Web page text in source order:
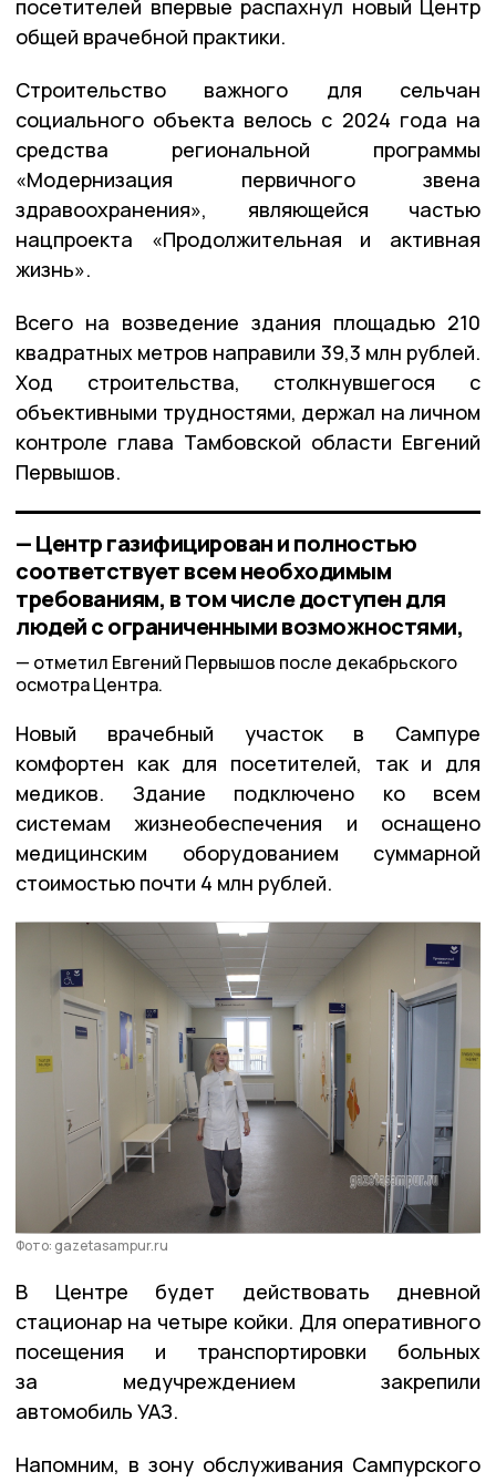
посетителей впервые распахнул новый Центр
общей врачебной практики.
Строительство важного для сельчан
социального объекта велось с 2024 года на
средства региональной программы
«Модернизация первичного звена
здравоохранения», являющейся частью
нацпроекта «Продолжительная и активная
жизнь».
Всего на возведение здания площадью 210
квадратных метров направили 39,3 млн рублей.
Ход строительства, столкнувшегося с
объективными трудностями, держал на личном
контроле глава Тамбовской области Евгений
Первышов.
— Центр газифицирован и полностью
соответствует всем необходимым
требованиям, в том числе доступен для
людей с ограниченными возможностями,
отметил Евгений Первышов после декабрьского
осмотра Центра.
Новый врачебный участок в Сампуре
комфортен как для посетителей, так и для
медиков. Здание подключено ко всем
системам жизнеобеспечения и оснащено
медицинским оборудованием суммарной
стоимостью почти 4 млн рублей.
Фото: gazetasampur.ru
В Центре будет действовать дневной
стационар на четыре койки. Для оперативного
посещения и транспортировки больных
за медучреждением закрепили
автомобиль УАЗ.
Напомним, в зону обслуживания Сампурского